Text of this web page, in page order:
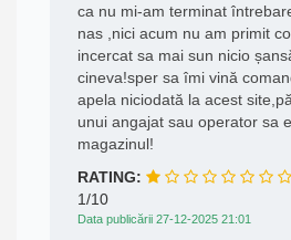
ca nu mi-am terminat
nas ,nici acum nu am primit
incercat sa mai sun nicio
cineva!sper sa îmi vină
apela niciodată la acest
unui angajat sau operator sa
magazinul!
RATING:
1/10
Data publicării 27-12-2025 21:01